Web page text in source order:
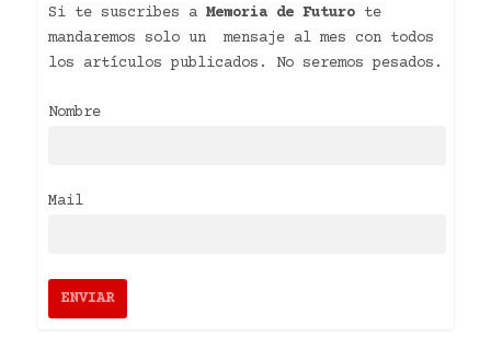
Si te suscribes a Memoria de Futurote
mandaremos solo un mensaje al mes con todos
los artículos publicados. No seremos pesados.
Nombre
Mail